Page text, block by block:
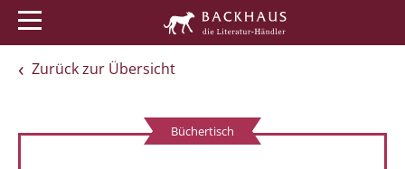
Zurück zur Übersicht
Büchertisch